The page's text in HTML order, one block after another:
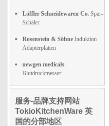
Löffler Schneidewaren Co. Spar-
Schäler
Rosenstein & Söhne Induktion
Adapterplatten
newgen medicals
Blutdruckmesser
服务-品牌支持网站
TokioKitchenWare 英
国的分部地区